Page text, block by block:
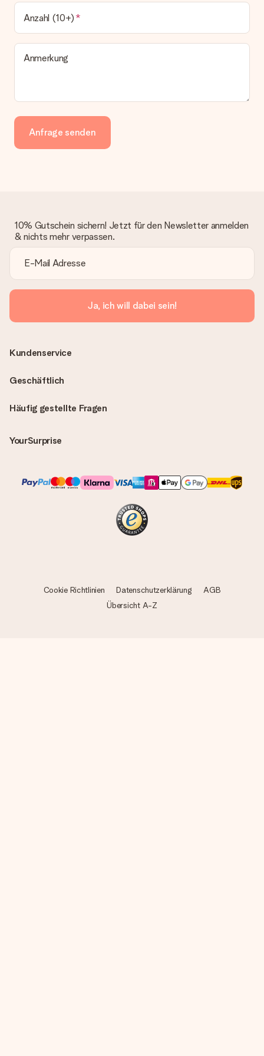
Anzahl (10+)
Anmerkung
Anfrage senden
10% Gutschein sichern! Jetzt für den Newsletter anmelden
& nichts mehr verpassen.
Ja, ich will dabei sein!
Häufig gestellte Fragen
YourSurprise
Kundenservice
Geschäftlich
Cookie Richtlinien Datenschutzerklärung
AGB
Übersicht A-Z